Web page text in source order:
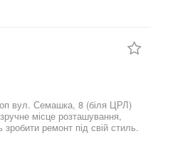
вул. Семашка, 8 (біля ЦРЛ)
місце розташування,
ремонт під свій стиль.